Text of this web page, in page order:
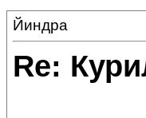
Йиндра
Re: